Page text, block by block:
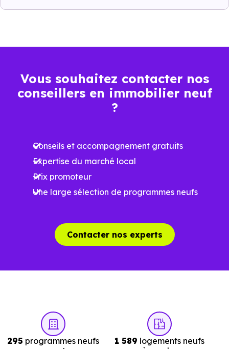
Maison 448 € /m²
/m²
programme. Notre moteur de recherche vous permet
d'explorer et de filtrer l'ensemble des programmes
disponibles à Boucq (54200) selon votre budget.
résidences secondaires.
[[PourcentageLocataires] % de locataires, Boucq
compte, pour tout projet d'investissement ou d'achat de
résidence principale..
Vous souhaitez contacter nos
conseillers en immobilier neuf
?
Conseils et accompagnement gratuits
Expertise du marché local
Prix promoteur
Une large sélection de programmes neufs
Contacter nos experts
295 programmes neufs
1 589 logements neufs